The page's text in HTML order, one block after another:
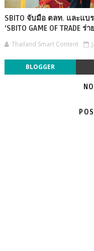
SBITO จับมือ ตลท. และแ
‘SBITO GAME OF TRADE
Thailand Smart Content
BLOGGER